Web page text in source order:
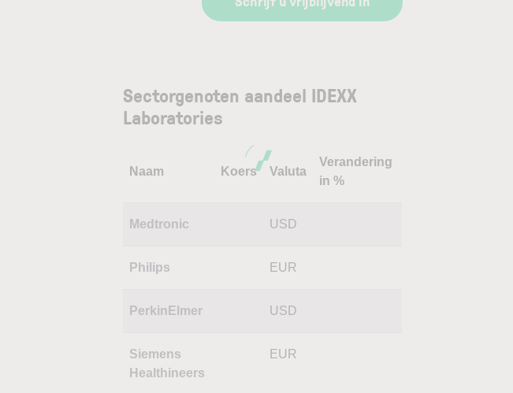
Sectorgenoten aandeel IDEXX
Laboratories
Naam Koers Valuta
Verandering
in %
Medtronic USD
Philips EUR
PerkinElmer USD
Siemens
Healthineers
EUR